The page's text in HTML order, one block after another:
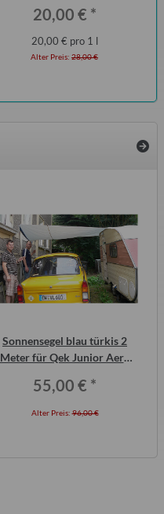
20,00 € *
20,00 € pro 1 l
Alter Preis: 28,00 €
Sonnensegel blau türkis 2
Meter für Qek Junior Aero
55,00 € *
Alter Preis:96,00 €